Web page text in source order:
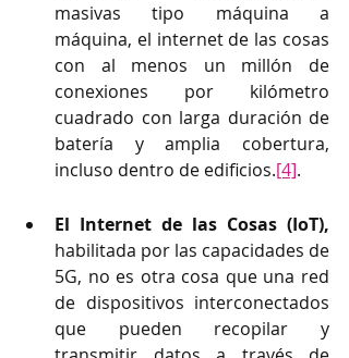
masivas tipo máquina a
máquina, el internet de las cosas
con al menos un millón de
conexiones por kilómetro
cuadrado con larga duración de
batería y amplia cobertura,
incluso dentro de edificios.[4].
El Internet de las Cosas (IoT),
habilitada por las capacidades de
5G, no es otra cosa que una red
de dispositivos interconectados
que pueden recopilar y